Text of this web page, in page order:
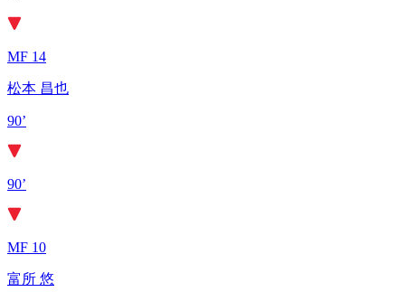
MF 14
松本 昌也
90’
90’
MF 10
富所 悠